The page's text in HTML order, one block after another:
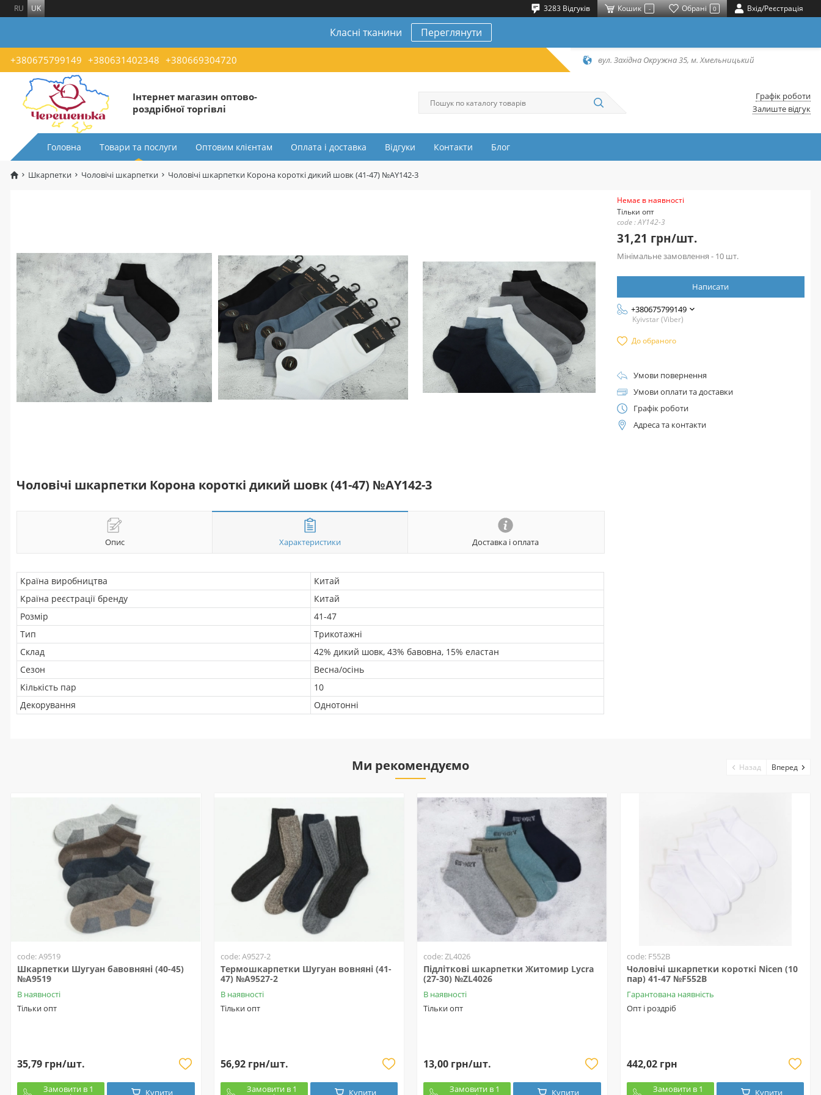
RU UK 3283 Відгуків Кошик - Обрані 0 Вхід/Реєстрація
Класні тканини Переглянути
+380675799149 +380631402348 +380669304720 вул. Західна Окружна 35, м. Хмельницький
Інтернет магазин оптово-
роздрібної торгівлі
Графік роботи
Залиште відгук
Головна Товари та послуги Оптовим клієнтам Оплата і доставка Відгуки Контакти Блог
Шкарпетки Чоловічі шкарпетки Чоловічі шкарпетки Корона короткі дикий шовк (41-47) №AY142-3
Чоловічі шкарпетки Корона короткі дикий шовк (41-47) №AY142-3
Опис Характеристики Доставка і оплата
Країна виробництва
Китай
Країна реєстрації бренду
Китай
Розмір
41-47
Тип
Трикотажні
Склад
42% дикий шовк, 43% бавовна, 15% еластан
Сезон
Весна/осінь
Кількість пар
10
Декорування
Однотонні
Немає в наявності
Тільки опт
code : AY142-3
31,21 грн/шт.
Мінімальне замовлення - 10 шт.
Написати
+380675799149
Kyivstar (Viber)
До обраного
Умови повернення
Умови оплати та доставки
Графік роботи
Адреса та контакти
Ми рекомендуємо
code: A9519
Шкарпетки Шугуан бавовняні (40-45)
№A9519
В наявності
Тільки опт
35,79 грн/шт.
Замовити в 1 Купити
code: A9527-2
Термошкарпетки Шугуан вовняні (41-
47) №A9527-2
В наявності
Тільки опт
56,92 грн/шт.
Замовити в 1 Купити
code: ZL4026
Підліткові шкарпетки Житомир Lycra
(27-30) №ZL4026
В наявності
Тільки опт
13,00 грн/шт.
Замовити в 1 Купити
code: F552B
Чоловічі шкарпетки короткі Nicen (10
пар) 41-47 №F552B
Гарантована наявність
Опт і роздріб
442,02 грн
Замовити в 1 Купити
Назад Вперед